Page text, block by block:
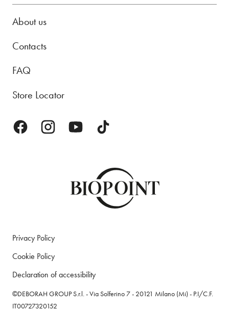
About us
Contacts
FAQ
Store Locator
Privacy Policy
Cookie Policy
Declaration of accessibility
©DEBORAH GROUP S.r.l. - Via Solferino 7 - 20121 Milano (Mi) - P.I/C.F.
IT00727320152